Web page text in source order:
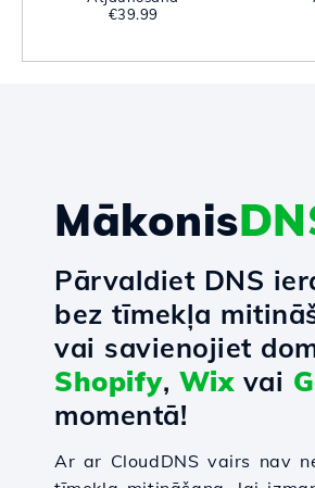
€39.99
Mākonis
Pārvaldiet DNS
bez tīmekļa
vai savienojiet
Shopify, Wixvai
momentā!
Ar ar CloudDNS vairs nav